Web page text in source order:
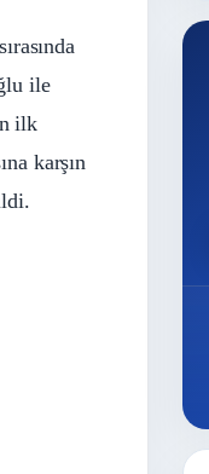
ile
ilk
karşın